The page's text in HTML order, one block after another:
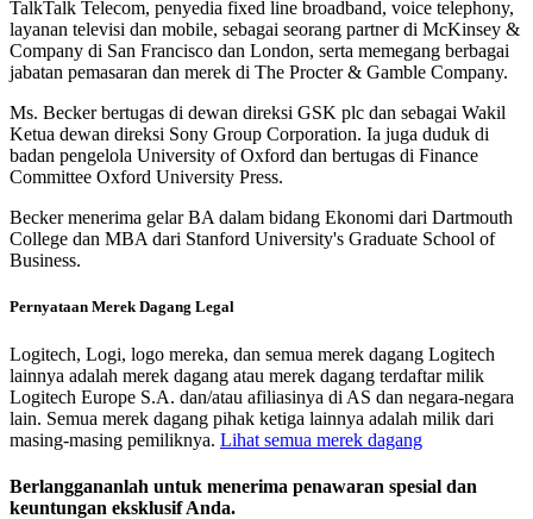
TalkTalk Telecom, penyedia fixed line broadband, voice telephony,
layanan televisi dan mobile, sebagai seorang partner di McKinsey &
Company di San Francisco dan London, serta memegang berbagai
jabatan pemasaran dan merek di The Procter & Gamble Company.
Ms. Becker bertugas di dewan direksi GSK plc dan sebagai Wakil
Ketua dewan direksi Sony Group Corporation. Ia juga duduk di
badan pengelola University of Oxford dan bertugas di Finance
Committee Oxford University Press.
Becker menerima gelar BA dalam bidang Ekonomi dari Dartmouth
College dan MBA dari Stanford University's Graduate School of
Business.
Pernyataan Merek Dagang Legal
Logitech, Logi, logo mereka, dan semua merek dagang Logitech
lainnya adalah merek dagang atau merek dagang terdaftar milik
Logitech Europe S.A. dan/atau afiliasinya di AS dan negara-negara
lain. Semua merek dagang pihak ketiga lainnya adalah milik dari
masing-masing pemiliknya. Lihat semua merek dagang
Berlanggananlah untuk menerima penawaran spesial dan
keuntungan eksklusif Anda.